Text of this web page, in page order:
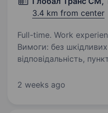
3.4 km from center
Full-time. Work
Вимоги: без шкідливих звичок,
відповідальність,
мат.технологій,
2 weeks ago